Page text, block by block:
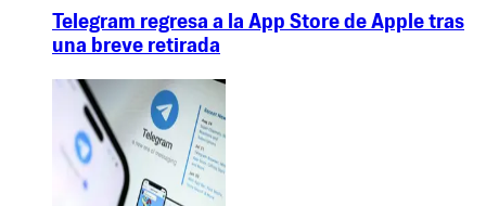
Telegram regresa a la App Store de Apple tras
una breve retirada